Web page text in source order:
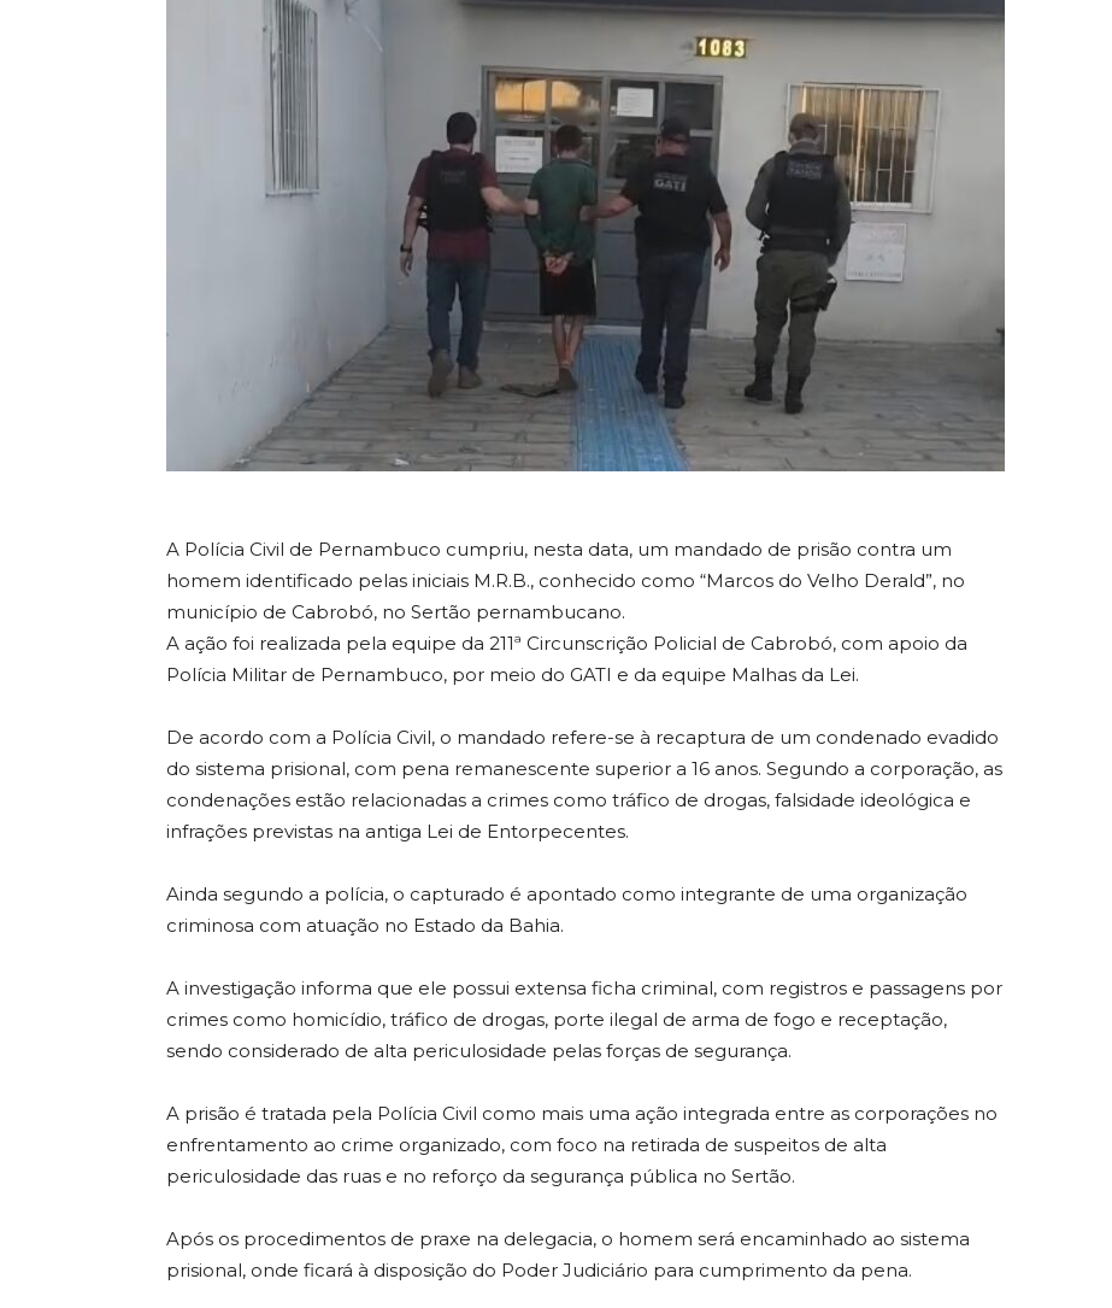
A Polícia Civil de Pernambuco cumpriu, nesta data, um mandado de prisão contra um
homem identificado pelas iniciais M.R.B., conhecido como “Marcos do Velho Derald”, no
município de Cabrobó, no Sertão pernambucano.
A ação foi realizada pela equipe da 211ª Circunscrição Policial de Cabrobó, com apoio da
Polícia Militar de Pernambuco, por meio do GATI e da equipe Malhas da Lei.
De acordo com a Polícia Civil, o mandado refere-se à recaptura de um condenado evadido
do sistema prisional, com pena remanescente superior a 16 anos. Segundo a corporação, as
condenações estão relacionadas a crimes como tráfico de drogas, falsidade ideológica e
infrações previstas na antiga Lei de Entorpecentes.
Ainda segundo a polícia, o capturado é apontado como integrante de uma organização
criminosa com atuação no Estado da Bahia.
A investigação informa que ele possui extensa ficha criminal, com registros e passagens por
crimes como homicídio, tráfico de drogas, porte ilegal de arma de fogo e receptação,
sendo considerado de alta periculosidade pelas forças de segurança.
A prisão é tratada pela Polícia Civil como mais uma ação integrada entre as corporações no
enfrentamento ao crime organizado, com foco na retirada de suspeitos de alta
periculosidade das ruas e no reforço da segurança pública no Sertão.
Após os procedimentos de praxe na delegacia, o homem será encaminhado ao sistema
prisional, onde ficará à disposição do Poder Judiciário para cumprimento da pena.